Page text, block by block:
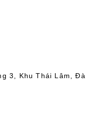
3, Khu Thái Lâm, Đà